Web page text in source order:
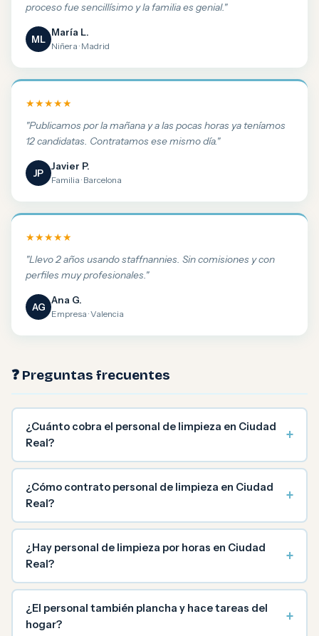
proceso fue sencillísimo y la familia es genial."
ML
María L.
Niñera · Madrid
★★★★★
"Publicamos por la mañana y a las pocas horas ya teníamos
12 candidatas. Contratamos ese mismo día."
JP
Javier P.
Familia · Barcelona
★★★★★
"Llevo 2 años usando staffnannies. Sin comisiones y con
perfiles muy profesionales."
AG
Ana G.
Empresa · Valencia
❓ Preguntas frecuentes
¿Cuánto cobra el personal de limpieza en Ciudad
Real?
+
¿Cómo contrato personal de limpieza en Ciudad
Real?
+
¿Hay personal de limpieza por horas en Ciudad
Real?
+
¿El personal también plancha y hace tareas del
hogar?
+